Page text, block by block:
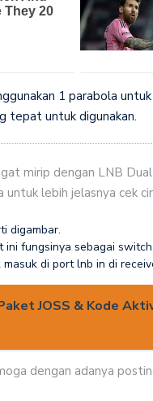
1 parabola
tepat untuk digunakan.
mirip dengan LNB
lebih jelasnya cek
digambar.
fungsinya sebagai
di port lnb in di
JOSS & Kode
dengan adanya